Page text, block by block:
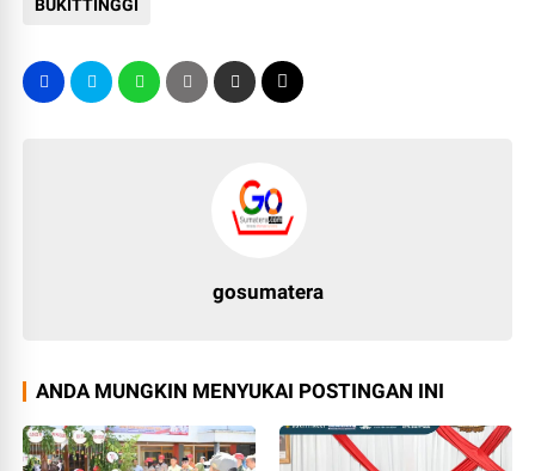
BUKITTINGGI
gosumatera
ANDA MUNGKIN MENYUKAI POSTINGAN INI